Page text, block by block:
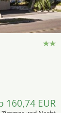
160,74 EUR